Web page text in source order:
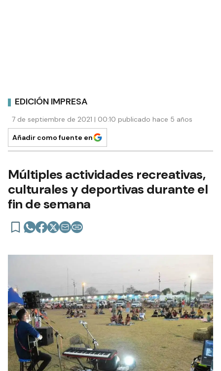
EDICIÓN IMPRESA
7 de septiembre de 2021 | 00:10 publicado hace 5 años
Añadir como fuente en
Múltiples actividades recreativas,
culturales y deportivas durante el
fin de semana